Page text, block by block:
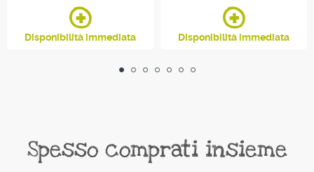
Disponibilità immediata Disponibilità immediata
Spesso comprati insieme